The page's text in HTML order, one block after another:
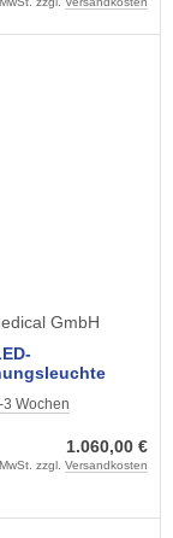
GmbH
3 Wochen
1.060,00 €
zzgl. Versandkosten